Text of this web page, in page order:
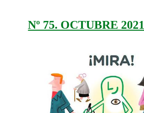
Nº 75. OCTUBRE 2021